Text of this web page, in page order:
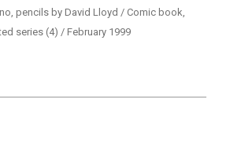
pencils by David Lloyd / Comic book,
series (4) / February 1999